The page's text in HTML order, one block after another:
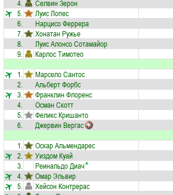
4.
Селвин Зерон
5.
Луис Лопес
6.
Нарцисо Феррера
7.
Хонатан Ружье
8.
Луис Алонсо Сотамайор
9.
Карлос Тимотео
1. Марсело Сантос
2.
Альберт Форбс
3.
Франклин Флоренс
4.
Осман Скотт
5.
Феликс Кришанто
6.
Джервин Вергас
1. Оскар Альмендарес
2.
Уиздом Куай
3.
Реинальдо Диач
4.
Омар Эльвир
5.
Хейсон Контрерас